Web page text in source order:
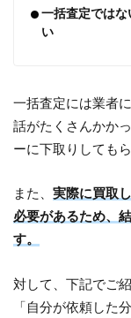
一括査定では
い
一括査定には業者
話がたくさんかか
ーに下取りしても
また、実際に買取
必要があるため、
す。
対して、下記でご
「自分が依頼した